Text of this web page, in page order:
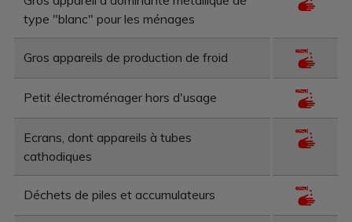
type "blanc" pour les ménages
Gros appareils de production de froid
Petit électroménager hors d'usage
Ecrans, dont appareils à tubes
cathodiques
Déchets de piles et accumulateurs